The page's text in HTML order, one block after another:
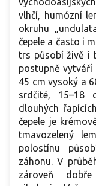
vlhčí, humózní
okruhu
čepele a často i
trs působí živě i
postupně vytváří
45 cm vysoký a
srdčité, 15–18
dlouhých
čepele je
tmavozelený
polostínu
záhonu. V
zároveň